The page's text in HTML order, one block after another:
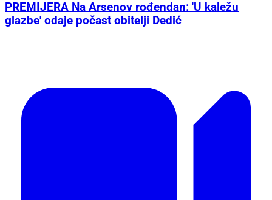
PREMIJERA Na Arsenov rođendan: 'U kaležu
glazbe' odaje počast obitelji Dedić